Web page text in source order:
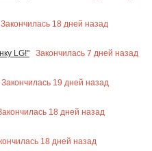
Закончилась 18 дней назад
LG!"
Закончилась 7 дней назад
Закончилась 19 дней назад
18 дней назад
18 дней назад